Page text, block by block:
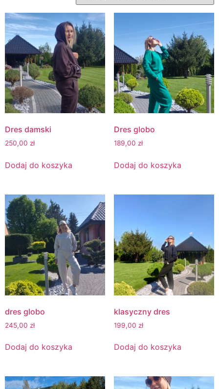
Dres damski
250,00 zł
Dodaj do koszyka
Dres globo
189,00 zł
Dodaj do koszyka
dres globo
245,00 zł
Dodaj do koszyka
klasyczny dres
199,00 zł
Dodaj do koszyka